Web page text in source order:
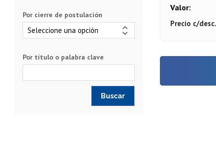
Valor
Precio c/desc.
Por cierre de postulación
Por título o palabra clave